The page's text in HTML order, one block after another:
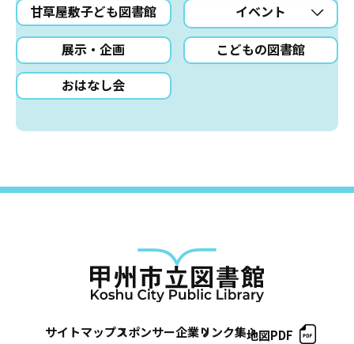
甘草屋敷子ども図書館
イベント
展示・企画
こどもの図書館
おはなし会
サイトマップスポンサー企業リンク集地図PDF